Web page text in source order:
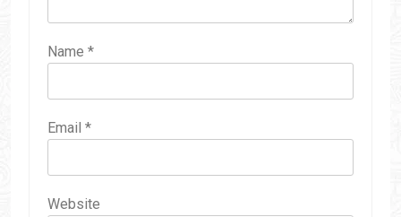
Name *
Email *
Website